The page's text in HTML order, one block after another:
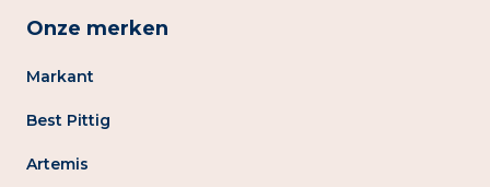
Onze merken
Markant
Best Pittig
Artemis